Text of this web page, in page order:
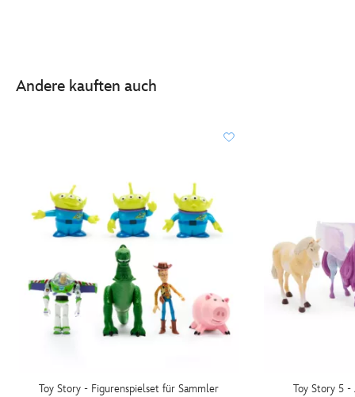
Andere kauften auch
Toy Story - Figurenspielset für Sammler Toy Story 5 -